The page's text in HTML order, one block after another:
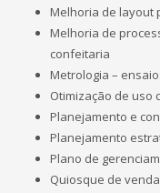
Melhoria de layout
Melhoria de
confeitaria
Metrologia –
Otimização de uso
Planejamento e
Planejamento
Plano de
Quiosque de venda